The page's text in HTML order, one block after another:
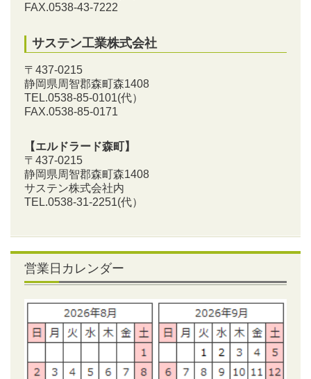
FAX.0538-43-7222
サステン工業株式会社
〒437-0215
静岡県周智郡森町森1408
TEL.0538-85-0101(代）
FAX.0538-85-0171
【エルドラード森町】
〒437-0215
静岡県周智郡森町森1408
サステン株式会社内
TEL.0538-31-2251(代）
営業日カレンダー